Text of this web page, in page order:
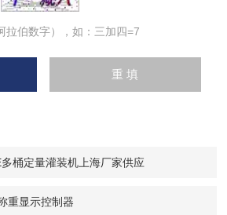
拉伯数字），如：三加四=7
桶定量灌装机上海厂家供应
重显示控制器